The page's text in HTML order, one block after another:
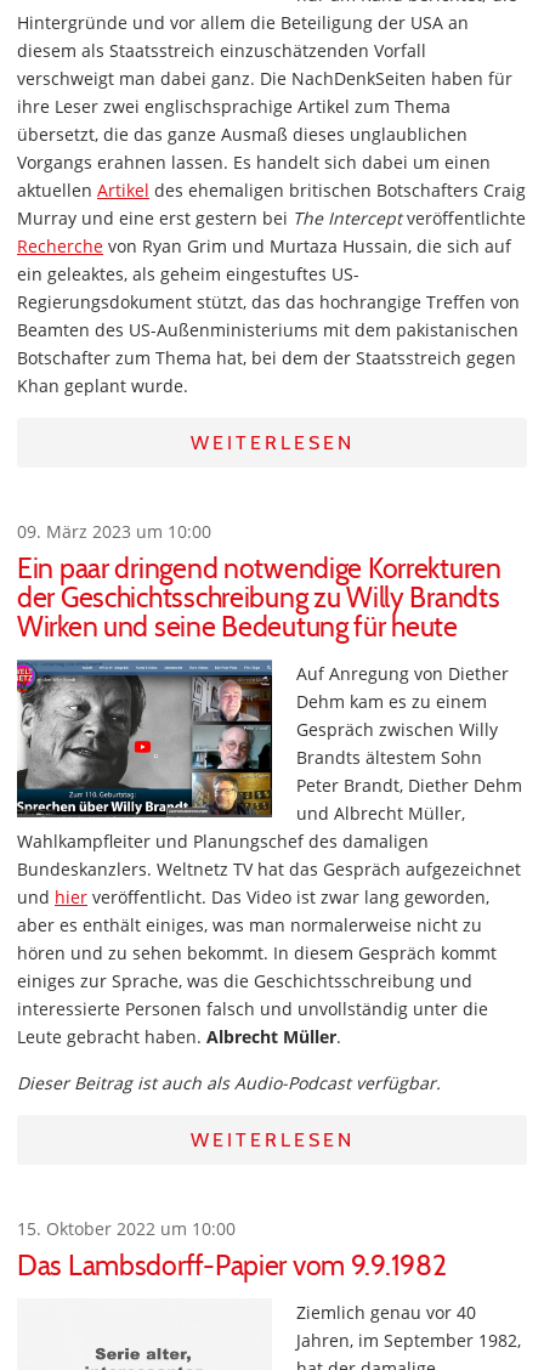
Hintergründe und vor allem die Beteiligung der USA an
diesem als Staatsstreich einzuschätzenden Vorfall
verschweigt man dabei ganz. Die NachDenkSeiten haben für
ihre Leser zwei englischsprachige Artikel zum Thema
übersetzt, die das ganze Ausmaß dieses unglaublichen
Vorgangs erahnen lassen. Es handelt sich dabei um einen
aktuellen Artikel des ehemaligen britischen Botschafters Craig
Murray und eine erst gestern bei The Interceptveröffentlichte
Recherche von Ryan Grim und Murtaza Hussain, die sich auf
ein geleaktes, als geheim eingestuftes US-
Regierungsdokument stützt, das das hochrangige Treffen von
Beamten des US-Außenministeriums mit dem pakistanischen
Botschafter zum Thema hat, bei dem der Staatsstreich gegen
Khan geplant wurde.
WEITERLESEN
09. März 2023 um 10:00
Ein paar dringend notwendige Korrekturen
der Geschichtsschreibung zu Willy Brandts
Wirken und seine Bedeutung für heute
Auf Anregung von Diether
Dehm kam es zu einem
Gespräch zwischen Willy
Brandts ältestem Sohn
Peter Brandt, Diether Dehm
und Albrecht Müller,
Wahlkampfleiter und Planungschef des damaligen
Bundeskanzlers. Weltnetz TV hat das Gespräch aufgezeichnet
und hier veröffentlicht. Das Video ist zwar lang geworden,
aber es enthält einiges, was man normalerweise nicht zu
hören und zu sehen bekommt. In diesem Gespräch kommt
einiges zur Sprache, was die Geschichtsschreibung und
interessierte Personen falsch und unvollständig unter die
Leute gebracht haben. Albrecht Müller.
Dieser Beitrag ist auch als Audio-Podcast verfügbar.
WEITERLESEN
15. Oktober 2022 um 10:00
Das Lambsdorff-Papier vom 9.9.1982
Ziemlich genau vor 40
Jahren, im September 1982,